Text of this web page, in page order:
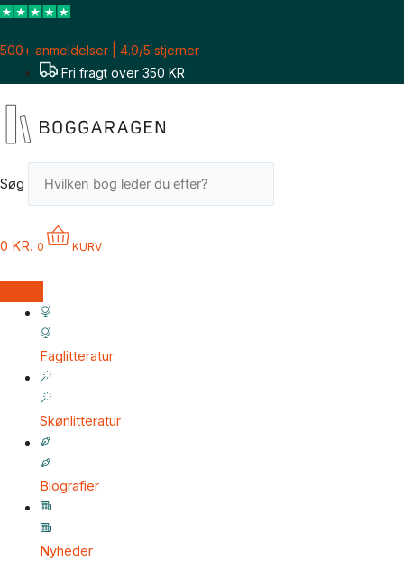
Gå
indholdet
500+ anmeldelser | 4.9/5 stjerner
Fri fragt over 350 KR
Søg
0 KR. 0 KURV
Faglitteratur
Skønlitteratur
Biografier
Nyheder
seneste